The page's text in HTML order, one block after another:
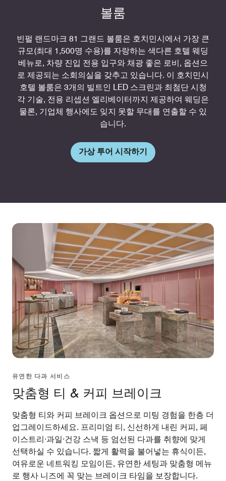
볼룸
빈펄 랜드마크 81 그랜드 볼룸은 호치민시에서 가장 큰
규모(최대 1,500명 수용)를 자랑하는 색다른 호텔 웨딩
베뉴로, 차량 진입 전용 입구와 채광 좋은 로비, 옵션으
로 제공되는 소회의실을 갖추고 있습니다. 이 호치민시
호텔 볼룸은 3개의 빌트인 LED 스크린과 최첨단 시청
각 기술, 전용 리셉션 엘리베이터까지 제공하여 웨딩은
물론, 기업체 행사에도 잊지 못할 무대를 연출할 수 있
습니다.
가상 투어 시작하기
유연한 다과 서비스
맞춤형 티 & 커피 브레이크
맞춤형 티와 커피 브레이크 옵션으로 미팅 경험을 한층 더
업그레이드하세요. 프리미엄 티, 신선하게 내린 커피, 페
이스트리·과일·건강 스낵 등 엄선된 다과를 취향에 맞게
선택하실 수 있습니다. 짧게 활력을 불어넣는 휴식이든,
여유로운 네트워킹 모임이든, 유연한 세팅과 맞춤형 메뉴
로 행사 니즈에 꼭 맞는 브레이크 타임을 보장합니다.